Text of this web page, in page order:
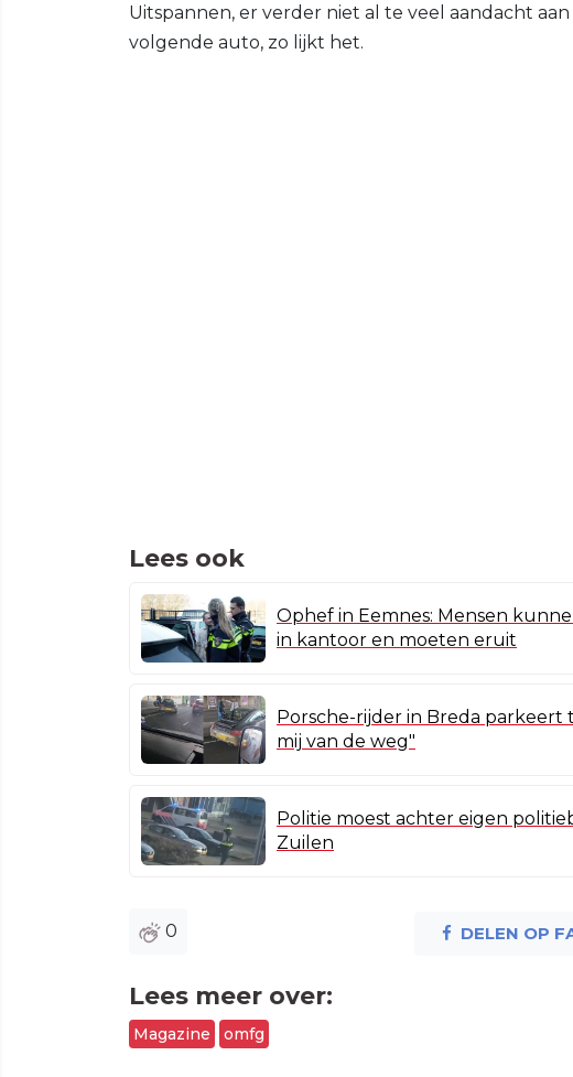
Uitspannen, er verder niet al te veel aandacht
volgende auto, zo lijkt het.
Lees ook
Ophef in Eemnes: Mensen
in kantoor en moeten eruit
Porsche-rijder in Breda
mij van de weg"
Politie moest achter eigen
Zuilen
0 DELEN OP
Lees meer over:
Magazine omfg